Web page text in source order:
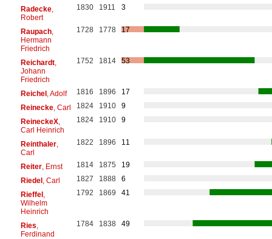
Radecke,
Robert
1830 1911 3
Raupach,
Hermann
Friedrich
1728 1778 17
Reichardt,
Johann
Friedrich
1752 1814 53
Reichel, Adolf 1816 1896
17
Reinecke, Carl 1824 1910
9
ReineckeX,
Carl Heinrich
1824 1910 9
Reinthaler,
Carl
1822 1896 11
Reiter, Ernst 1814 1875
19
Riedel, Carl 1827 1888
6
Rieffel,
Wilhelm
Heinrich
1792 1869 41
Ries
Ferdinand
1784 1838 49